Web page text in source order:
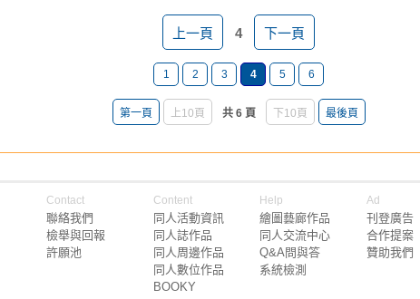
上一頁 4 下一頁
1 2 3 4 5 6
第一頁 上10頁 共 6 頁 下10頁 最後頁
Contact
聯絡我們
檢舉與回報
許願池
Content
同人活動資訊
同人誌作品
同人周邊作品
同人數位作品
BOOKY
Help
繪圖藝廊作品
同人交流中心
Q&A問與答
系統檢測
Ad
刊登廣告
合作提案
贊助我們